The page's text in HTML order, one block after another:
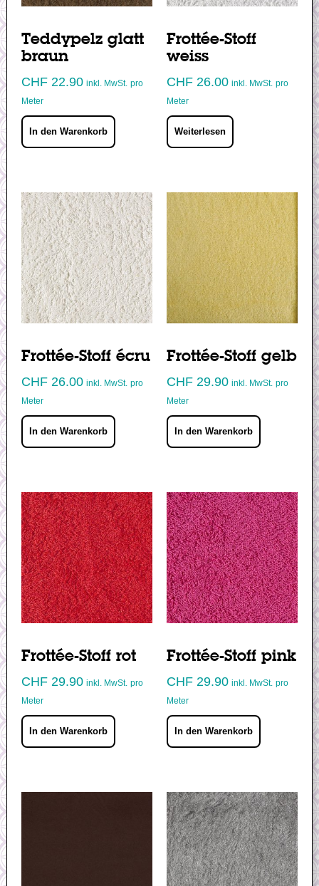
Teddypelz glatt
braun
CHF22.90 inkl. MwSt. pro
Meter
In den Warenkorb
Frottée-Stoff
weiss
CHF26.00 inkl. MwSt. pro
Meter
Weiterlesen
Frottée-Stoff écru
CHF26.00 inkl. MwSt. pro
Meter
In den Warenkorb
Frottée-Stoff gelb
CHF29.90 inkl. MwSt. pro
Meter
In den Warenkorb
Frottée-Stoff rot
CHF29.90 inkl. MwSt. pro
Meter
In den Warenkorb
Frottée-Stoff pink
CHF29.90 inkl. MwSt. pro
Meter
In den Warenkorb